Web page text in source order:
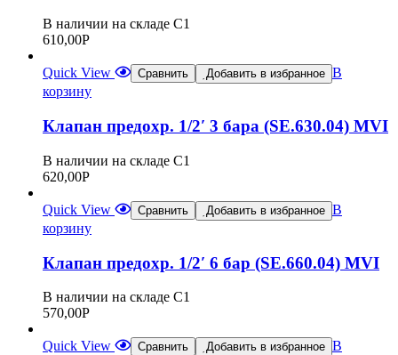
В наличии на складе С1
610,00Р
Quick View Сравнить Добавить в избранное В
корзину
Клапан предохр. 1/2′ 3 бара (SE.630.04) MVI
В наличии на складе С1
620,00Р
Quick View Сравнить Добавить в избранное В
корзину
Клапан предохр. 1/2′ 6 бар (SE.660.04) MVI
В наличии на складе С1
570,00Р
Quick View Сравнить Добавить в избранное В